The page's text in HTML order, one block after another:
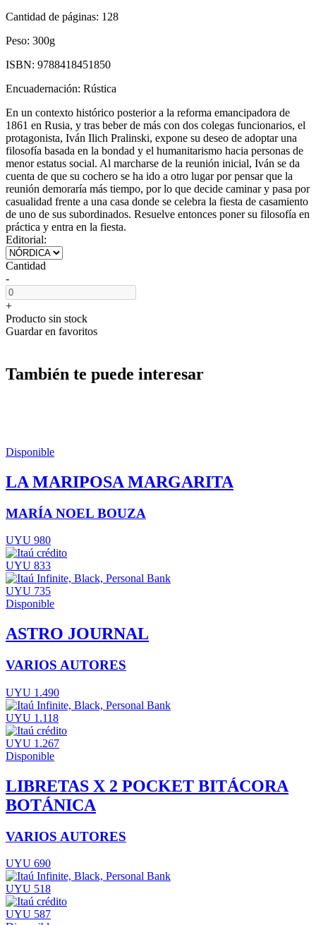
Cantidad de páginas: 128
Peso: 300g
ISBN: 9788418451850
Encuadernación: Rústica
En un contexto histórico posterior a la reforma emancipadora de
1861 en Rusia, y tras beber de más con dos colegas funcionarios, el
protagonista, Iván Ilich Pralinski, expone su deseo de adoptar una
filosofía basada en la bondad y el humanitarismo hacia personas de
menor estatus social. Al marcharse de la reunión inicial, Iván se da
cuenta de que su cochero se ha ido a otro lugar por pensar que la
reunión demoraría más tiempo, por lo que decide caminar y pasa por
casualidad frente a una casa donde se celebra la fiesta de casamiento
de uno de sus subordinados. Resuelve entonces poner su filosofía en
práctica y entra en la fiesta.
Editorial:
Cantidad
-
+
Producto sin stock
Guardar en favoritos
También te puede interesar
Disponible
LA MARIPOSA MARGARITA
MARÍA NOEL BOUZA
UYU 980
UYU 833
UYU 735
Disponible
ASTRO JOURNAL
VARIOS AUTORES
UYU 1.490
UYU 1.118
UYU 1.267
Disponible
LIBRETAS X 2 POCKET BITÁCORA
BOTÁNICA
VARIOS AUTORES
UYU 690
UYU 518
UYU 587